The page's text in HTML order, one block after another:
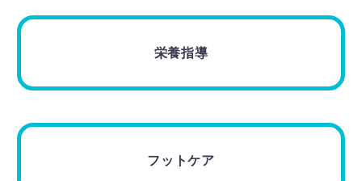
栄養指導
フットケア